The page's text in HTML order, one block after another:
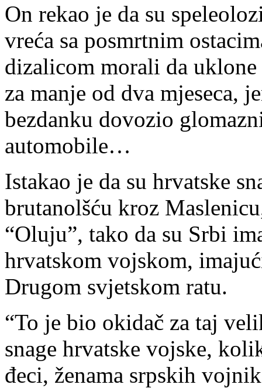
On rekao je da su
vreća sa posmrtnim
dizalicom morali da uklone
za manje od dva mjeseca,
bezdanku dovozio
automobile…
Istakao je da su hrvatske
brutanolšću kroz
“Oluju”, tako da su Srbi
hrvatskom vojskom,
Drugom svjetskom ratu.
“To je bio okidač za taj
snage hrvatske vojske,
đeci, ženama srpskih